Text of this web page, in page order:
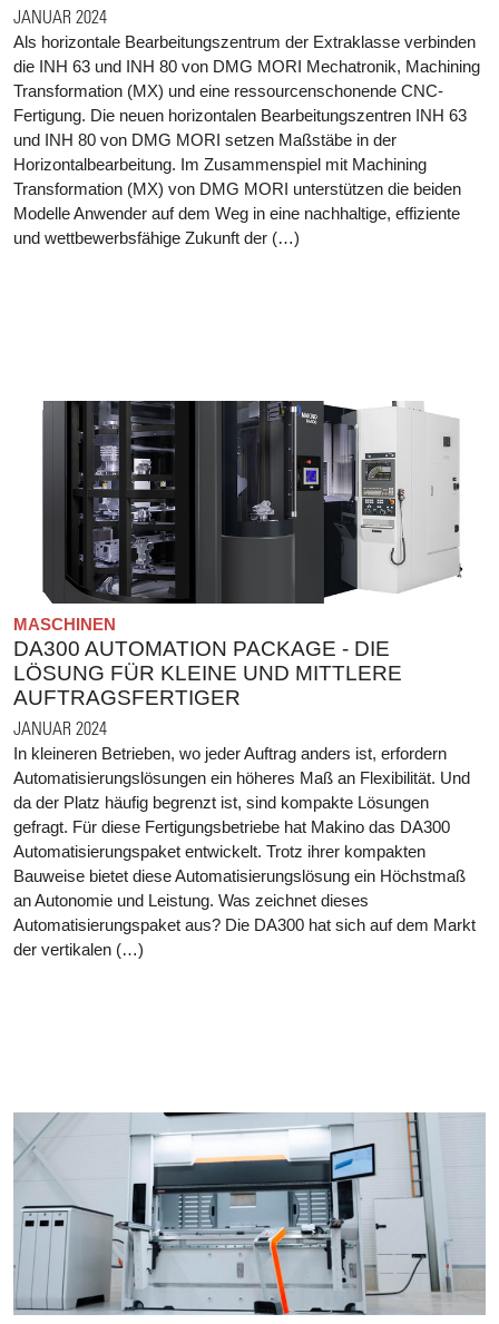
JANUAR 2024
Als horizontale Bearbeitungszentrum der Extraklasse verbinden
die INH 63 und INH 80 von DMG MORI Mechatronik, Machining
Transformation (MX) und eine ressourcenschonende CNC-
Fertigung. Die neuen horizontalen Bearbeitungszentren INH 63
und INH 80 von DMG MORI setzen Maßstäbe in der
Horizontalbearbeitung. Im Zusammenspiel mit Machining
Transformation (MX) von DMG MORI unterstützen die beiden
Modelle Anwender auf dem Weg in eine nachhaltige, effiziente
und wettbewerbsfähige Zukunft der (…)
MASCHINEN
DA300 AUTOMATION PACKAGE - DIE
LÖSUNG FÜR KLEINE UND MITTLERE
AUFTRAGSFERTIGER
JANUAR 2024
In kleineren Betrieben, wo jeder Auftrag anders ist, erfordern
Automatisierungslösungen ein höheres Maß an Flexibilität. Und
da der Platz häufig begrenzt ist, sind kompakte Lösungen
gefragt. Für diese Fertigungsbetriebe hat Makino das DA300
Automatisierungspaket entwickelt. Trotz ihrer kompakten
Bauweise bietet diese Automatisierungslösung ein Höchstmaß
an Autonomie und Leistung. Was zeichnet dieses
Automatisierungspaket aus? Die DA300 hat sich auf dem Markt
der vertikalen (…)